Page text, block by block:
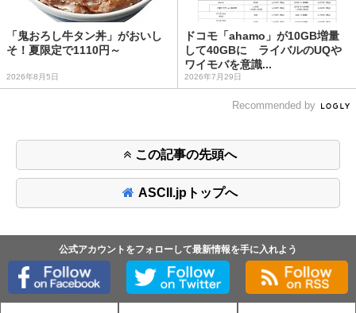
「鬼おろし牛タン丼」がおいし
そ！夏限定で1110円～
2026年8月5日
ドコモ「ahamo」が10GB増量
して40GBに ライバルのUQや
ワイモバを意識...
2026年7月29日
Recommended by
この記事の先頭へ
ASCII.jpトップへ
公式アカウントをフォローして最新情報を手に入れよう